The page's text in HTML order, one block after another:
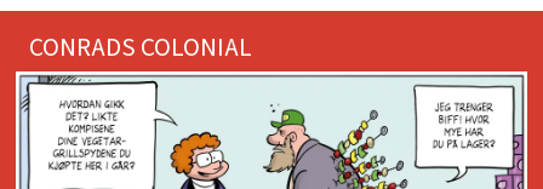
CONRADS COLONIAL